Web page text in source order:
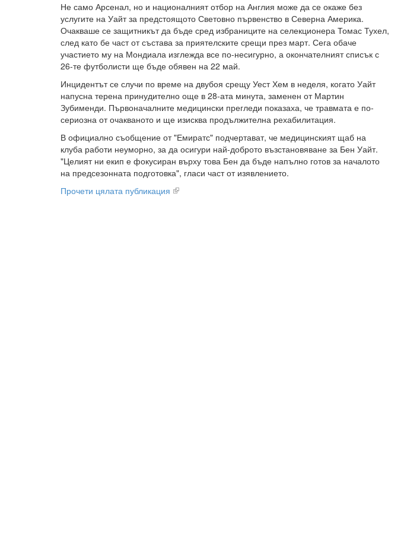
Не само Арсенал, но и националният отбор на Англия може да се окаже без
услугите на Уайт за предстоящото Световно първенство в Северна Америка.
Очакваше се защитникът да бъде сред избраниците на селекционера Томас Тухел,
след като бе част от състава за приятелските срещи през март. Сега обаче
участието му на Мондиала изглежда все по-несигурно, а окончателният списък с
26-те футболисти ще бъде обявен на 22 май.
Инцидентът се случи по време на двубоя срещу Уест Хем в неделя, когато Уайт
напусна терена принудително още в 28-ата минута, заменен от Мартин
Зубименди. Първоначалните медицински прегледи показаха, че травмата е по-
сериозна от очакваното и ще изисква продължителна рехабилитация.
В официално съобщение от "Емиратс" подчертават, че медицинският щаб на
клуба работи неуморно, за да осигури най-доброто възстановяване за Бен Уайт.
"Целият ни екип е фокусиран върху това Бен да бъде напълно готов за началото
на предсезонната подготовка", гласи част от изявлението.
Прочети цялата публикация